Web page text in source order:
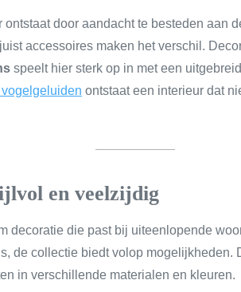
door aandacht te besteden aan
accessoires maken het verschil.
speelt hier sterk op in met een
ontstaat een interieur dat
en veelzijdig
decoratie die past bij uiteenlopende
de collectie biedt volop mogelijkheden.
in verschillende materialen en kleuren.